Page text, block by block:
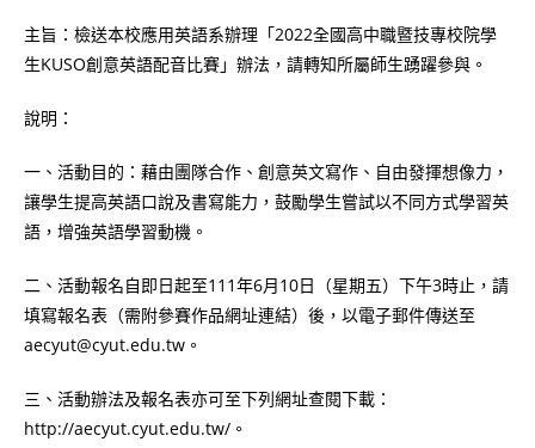
主旨：檢送本校應用英語系辦理「2022全國高中職暨技專校院學
生KUSO創意英語配音比賽」辦法，請轉知所屬師生踴躍參與。
說明：
一、活動目的：藉由團隊合作、創意英文寫作、自由發揮想像力，
讓學生提高英語口說及書寫能力，鼓勵學生嘗試以不同方式學習英
語，增強英語學習動機。
二、活動報名自即日起至111年6月10日（星期五）下午3時止，請
填寫報名表（需附參賽作品網址連結）後，以電子郵件傳送至
aecyut@cyut.edu.tw。
三、活動辦法及報名表亦可至下列網址查閱下載：
http://aecyut.cyut.edu.tw/。